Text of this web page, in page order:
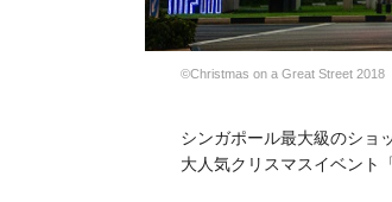
©Christmas on a Great Street 2018
シンガポール最大級のショ
大人気クリスマスイベント